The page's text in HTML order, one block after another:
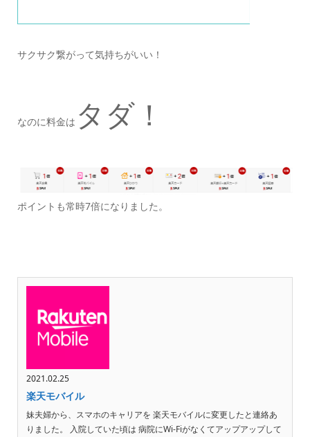
サクサク繋がって気持ちがいい！
なのに料金は タダ！
ポイントも常時7倍になりました。
2021.02.25
楽天モバイル
妹夫婦から、スマホのキャリアを 楽天モバイルに変更したと連絡あ
りました。 入院していた頃は 病院にWi-Fiがなくてアップアップして